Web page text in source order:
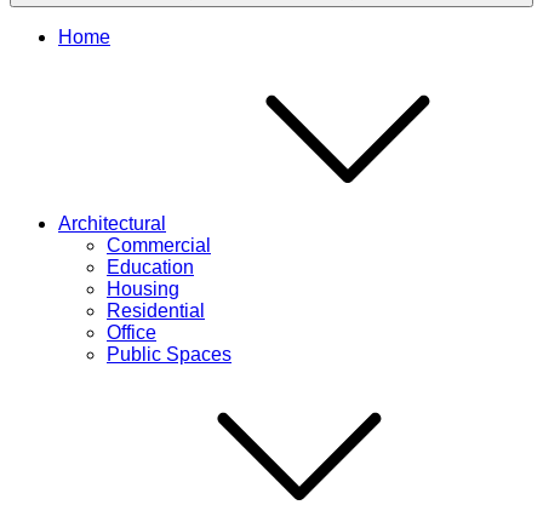
Home
Architectural
Commercial
Education
Housing
Residential
Office
Public Spaces